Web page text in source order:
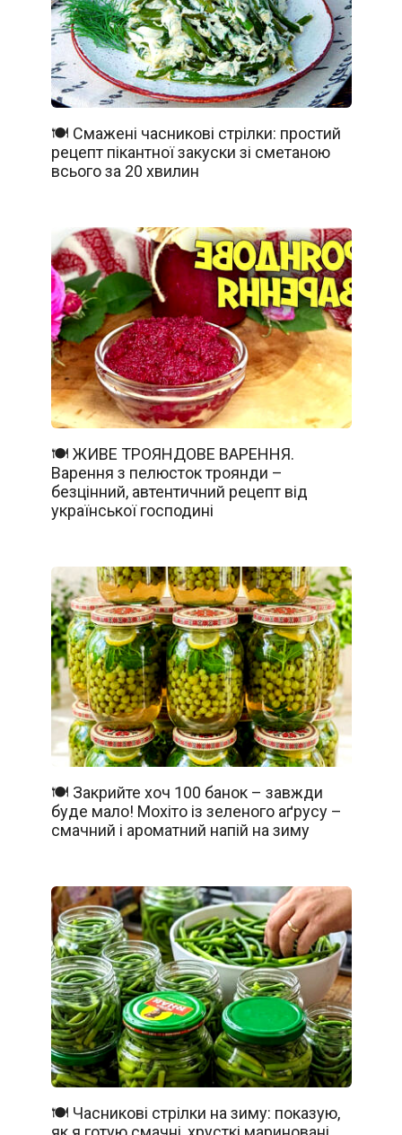
🍽️ Смажені часникові стрілки: простий
рецепт пікантної закуски зі сметаною
всього за 20 хвилин
🍽️ ЖИВЕ ТРОЯНДОВЕ ВАРЕННЯ.
Варення з пелюсток троянди –
безцінний, автентичний рецепт від
української господині
🍽️ Закрийте хоч 100 банок – завжди
буде мало! Мохіто із зеленого аґрусу –
смачний і ароматний напій на зиму
🍽️ Часникові стрілки на зиму: показую,